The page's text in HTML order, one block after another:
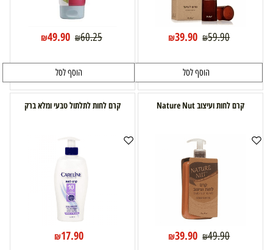
₪59.90
₪39.90
הוסף לסל
₪60.25
₪49.90
הוסף לסל
קרם לחות ועיצוב Nature Nut
₪49.90
₪39.90
קרם לחות לתלתול טבעי ומלא ברק
₪17.90